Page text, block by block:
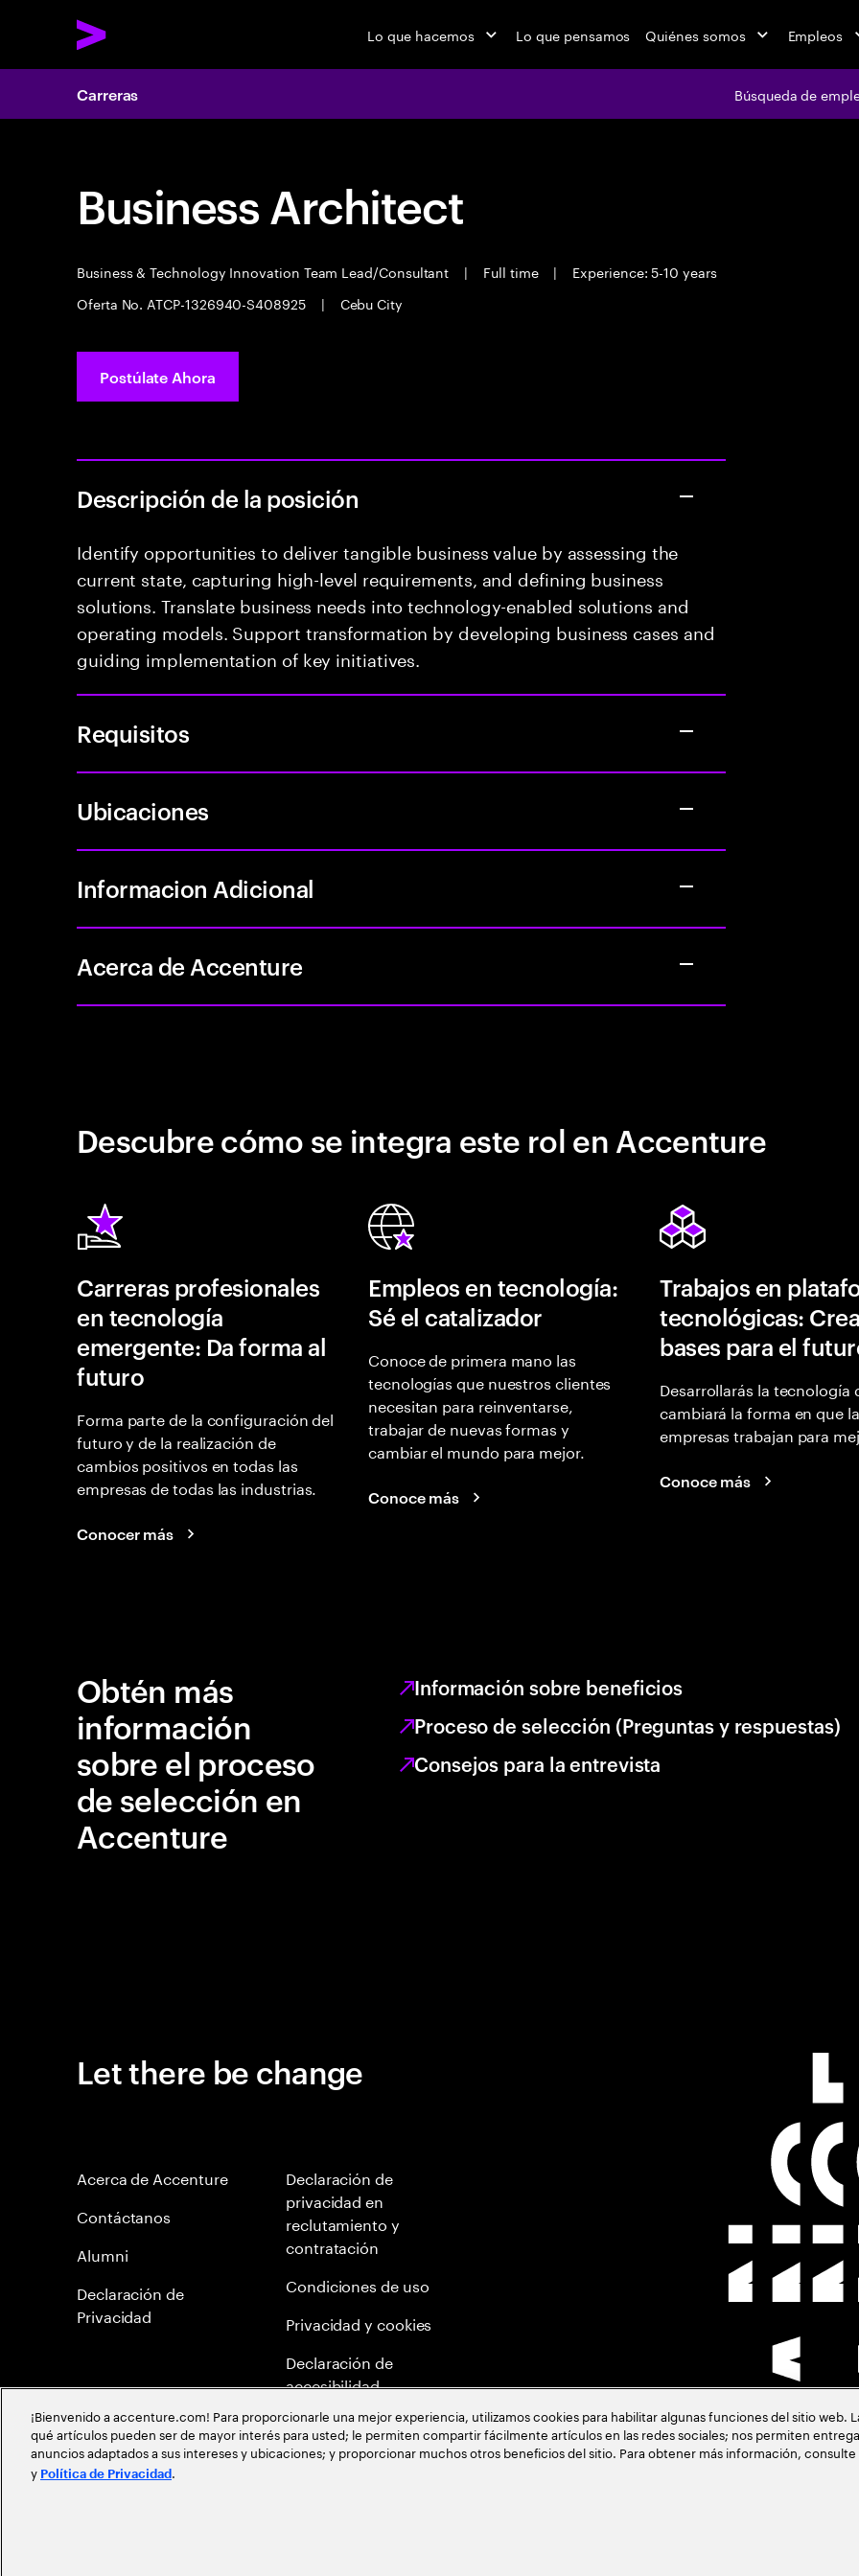
Lo que hacemos Lo que pensamos Quiénes somos Empleos
Carreras Búsqueda de
Business Architect
Business & Technology Innovation Team Lead/Consultant | Full time |
Experience: 5-10 years
Oferta No. ATCP-1326940-S408925
| Cebu City
Postúlate Ahora
Descripción de la posición
Identify opportunities to deliver tangible business value by assessing the
current state, capturing high-level requirements, and defining business
solutions. Translate business needs into technology-enabled solutions and
operating models. Support transformation by developing business cases and
guiding implementation of key initiatives.
Requisitos
Ubicaciones
Informacion Adicional
Acerca de Accenture
Descubre cómo se integra este rol en Accenture
Carreras profesionales
en tecnología
emergente: Da forma al
futuro
Forma parte de la configuración del
futuro y de la realización de
cambios positivos en todas las
empresas de todas las industrias.
Conocer más
Empleos en tecnología:
Sé el catalizador
Conoce de primera mano las
tecnologías que nuestros clientes
necesitan para reinventarse,
trabajar de nuevas formas y
cambiar el mundo para mejor.
Conoce más
Trabajos en
tecnológicas:
bases para el
Desarrollarás la tecnología
cambiará la forma en que
empresas trabajan para
Conoce más
Obtén más
información
sobre el proceso
de selección en
Accenture
Información sobre beneficios
Proceso de selección (Preguntas y respuestas)
Consejos para la entrevista
Let there be change
Acerca de Accenture
Contáctanos
Alumni
Declaración de
Privacidad
Declaración de
privacidad en
reclutamiento y
contratación
Condiciones de uso
Privacidad y cookies
Declaración de
accesibilidad
Mapa del Sitio
Meritocracia Global
¡Bienvenido a accenture.com! Para proporcionarle una mejor experiencia, utilizamos cookies para habilitar algunas funciones del sitio web.
qué artículos pueden ser de mayor interés para usted; le permiten compartir fácilmente artículos en las redes sociales; nos permiten
anuncios adaptados a sus intereses y ubicaciones; y proporcionar muchos otros beneficios del sitio. Para obtener más información,
y Política de Privacidad .